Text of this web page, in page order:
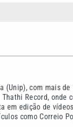
com mais
Record, onde
em edição de
como Correio